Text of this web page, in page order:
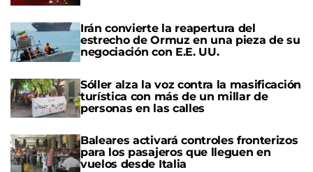
Irán convierte la reapertura del
estrecho de Ormuz en una pieza de su
negociación con E.E. UU.
Sóller alza la voz contra la masificación
turística con más de un millar de
personas en las calles
Baleares activará controles fronterizos
para los pasajeros que lleguen en
vuelos desde Italia